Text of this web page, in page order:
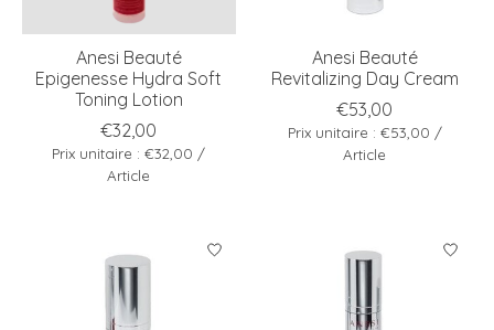
Anesi Beauté
Epigenesse Hydra Soft
Toning Lotion
€32,00
Prix unitaire : €32,00 /
Article
Anesi Beauté
Revitalizing Day Cream
€53,00
Prix unitaire : €53,00 /
Article